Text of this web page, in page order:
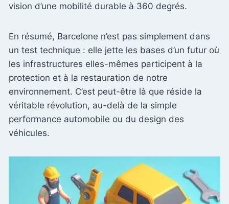
vision d’une mobilité durable à 360 degrés.
En résumé, Barcelone n’est pas simplement dans
un test technique : elle jette les bases d’un futur où
les infrastructures elles-mêmes participent à la
protection et à la restauration de notre
environnement. C’est peut-être là que réside la
véritable révolution, au-delà de la simple
performance automobile ou du design des
véhicules.